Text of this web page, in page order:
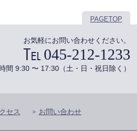
PAGETOP
お気軽にお問い合わせください。
045-212-1233
間 9:30 〜 17:30（土・日・祝日除く）
セス お問い合わせ